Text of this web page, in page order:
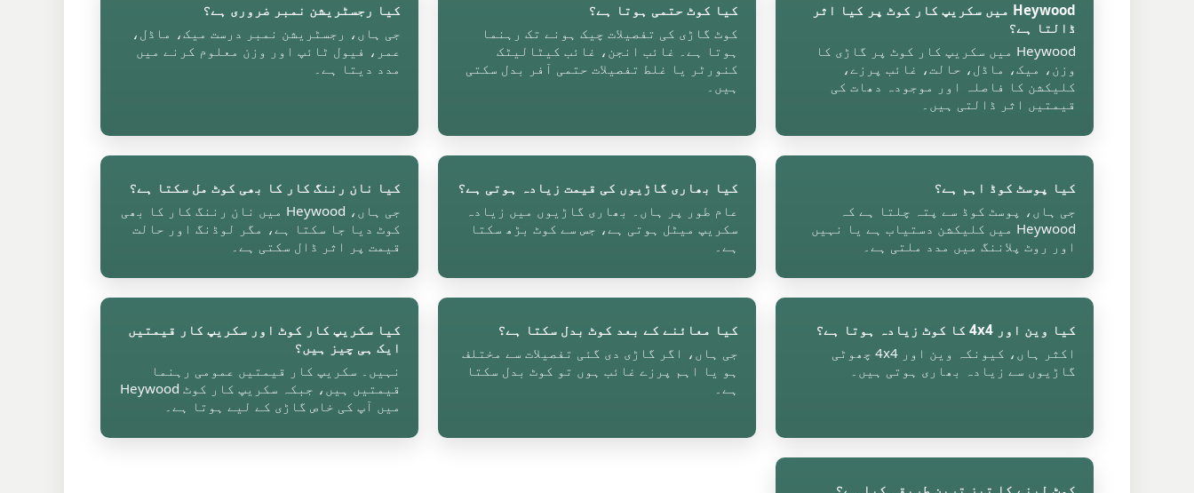
Heywood میں سکریپ کار کوٹ پر کیا اثر
ڈالتا ہے؟
Heywood میں سکریپ کار کوٹ پر گاڑی کا
وزن، میک، ماڈل، حالت، غائب پرزے،
کلیکشن کا فاصلہ اور موجودہ دھات کی
قیمتیں اثر ڈالتی ہیں۔
کیا کوٹ حتمی ہوتا ہے؟
کوٹ گاڑی کی تفصیلات چیک ہونے تک رہنما
ہوتا ہے۔ غائب انجن، غائب کیٹالیٹک
کنورٹر یا غلط تفصیلات حتمی آفر بدل سکتی
ہیں۔
کیا رجسٹریشن نمبر ضروری ہے؟
جی ہاں، رجسٹریشن نمبر درست میک، ماڈل،
عمر، فیول ٹائپ اور وزن معلوم کرنے میں
مدد دیتا ہے۔
کیا پوسٹ کوڈ اہم ہے؟
جی ہاں، پوسٹ کوڈ سے پتہ چلتا ہے کہ
Heywood میں کلیکشن دستیاب ہے یا نہیں
اور روٹ پلاننگ میں مدد ملتی ہے۔
کیا بھاری گاڑیوں کی قیمت زیادہ ہوتی ہے؟
عام طور پر ہاں۔ بھاری گاڑیوں میں زیادہ
سکریپ میٹل ہوتی ہے، جس سے کوٹ بڑھ سکتا
ہے۔
کیا نان رننگ کار کا بھی کوٹ مل سکتا ہے؟
جی ہاں، Heywood میں نان رننگ کار کا بھی
کوٹ دیا جا سکتا ہے، مگر لوڈنگ اور حالت
قیمت پر اثر ڈال سکتی ہے۔
کیا وین اور 4x4 کا کوٹ زیادہ ہوتا ہے؟
اکثر ہاں، کیونکہ وین اور 4x4 چھوٹی
گاڑیوں سے زیادہ بھاری ہوتی ہیں۔
کیا معائنے کے بعد کوٹ بدل سکتا ہے؟
جی ہاں، اگر گاڑی دی گئی تفصیلات سے مختلف
ہو یا اہم پرزے غائب ہوں تو کوٹ بدل سکتا
ہے۔
کیا سکریپ کار کوٹ اور سکریپ کار قیمتیں
ایک ہی چیز ہیں؟
نہیں۔ سکریپ کار قیمتیں عمومی رہنما
قیمتیں ہیں، جبکہ سکریپ کار کوٹ Heywood
میں آپ کی خاص گاڑی کے لیے ہوتا ہے۔
کوٹ لینے کا تیز ترین طریقہ کیا ہے؟